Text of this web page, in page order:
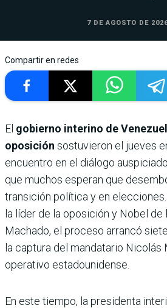
7 DE AGOSTO DE
Compartir en redes
El gobierno interino de
oposición sostuvieron el jueves
encuentro en el diálogo
que muchos esperan que
transición política y en
la líder de la oposición y Nobel de
Machado, el proceso arrancó
la captura del mandatario Nicolás
operativo estadounidense.
En este tiempo, la presidenta